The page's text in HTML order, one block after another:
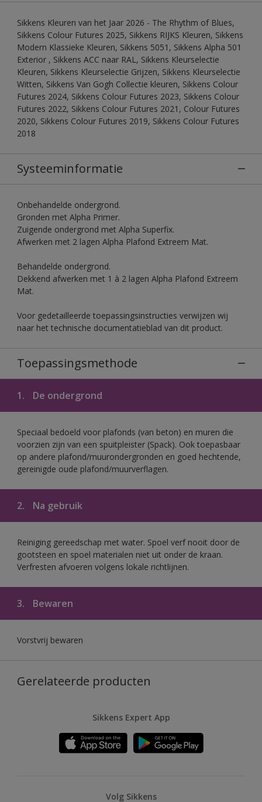
Sikkens Kleuren van het Jaar 2026 - The Rhythm of Blues,
Sikkens Colour Futures 2025, Sikkens RIJKS Kleuren, Sikkens
Modern Klassieke Kleuren, Sikkens 5051, Sikkens Alpha 501
Exterior , Sikkens ACC naar RAL, Sikkens Kleurselectie
Kleuren, Sikkens Kleurselectie Grijzen, Sikkens Kleurselectie
Witten, Sikkens Van Gogh Collectie kleuren, Sikkens Colour
Futures 2024, Sikkens Colour Futures 2023, Sikkens Colour
Futures 2022, Sikkens Colour Futures 2021, Colour Futures
2020, Sikkens Colour Futures 2019, Sikkens Colour Futures
2018
Systeeminformatie
Onbehandelde ondergrond.
Gronden met Alpha Primer.
Zuigende ondergrond met Alpha Superfix.
Afwerken met 2 lagen Alpha Plafond Extreem Mat.
Behandelde ondergrond.
Dekkend afwerken met 1 à 2 lagen Alpha Plafond Extreem
Mat.
Voor gedetailleerde toepassingsinstructies verwijzen wij
naar het technische documentatieblad van dit product.
Toepassingsmethode
1. De ondergrond
Speciaal bedoeld voor plafonds (van beton) en muren die
voorzien zijn van een spuitpleister (Spack). Ook toepasbaar
op andere plafond/muurondergronden en goed hechtende,
gereinigde oude plafond/muurverflagen.
2. Na gebruik
Reiniging gereedschap met water. Spoel verf nooit door de
gootsteen en spoel materialen niet uit onder de kraan.
Verfresten afvoeren volgens lokale richtlijnen.
3. Bewaren
Vorstvrij bewaren
Gerelateerde producten
Sikkens Expert App
Volg Sikkens